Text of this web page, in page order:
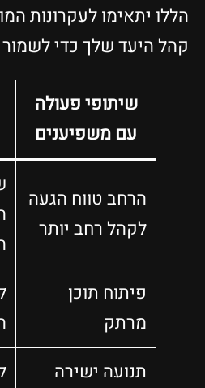
הללו יתאימו לעקרונות
קהל היעד שלך כדי לשמור
שיתופי פעולה
עם משפיענים
הרחב טווח הגעה
לקהל רחב יותר
פיתוח תוכן
מרתק
תנועה ישירה